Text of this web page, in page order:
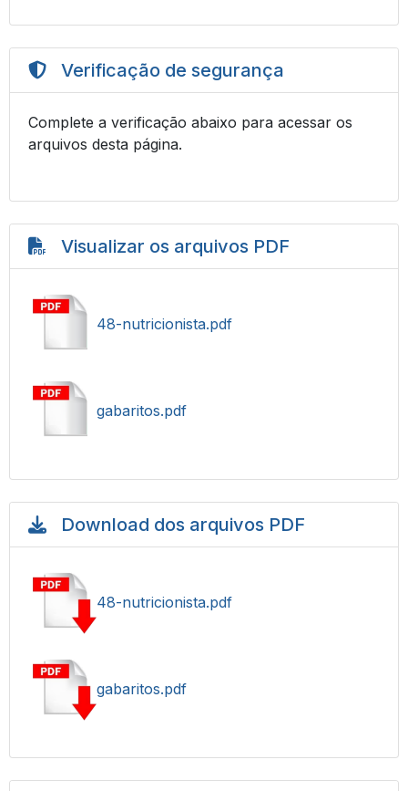
Verificação de segurança
Complete a verificação abaixo para acessar os
arquivos desta página.
Visualizar os arquivos PDF
48-nutricionista.pdf
gabaritos.pdf
Download dos arquivos PDF
48-nutricionista.pdf
gabaritos.pdf